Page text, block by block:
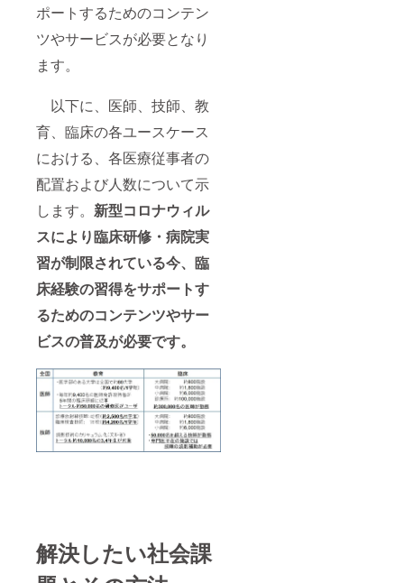
ポートするためのコンテン
ツやサービスが必要となり
ます。
以下に、医師、技師、教
育、臨床の各ユースケース
における、各医療従事者の
配置および人数について示
します。 新型コロナウィル
スにより臨床研修・病院実
習が制限されている今、臨
床経験の習得をサポートす
るためのコンテンツやサー
ビスの普及が必要です。
解決したい社会課